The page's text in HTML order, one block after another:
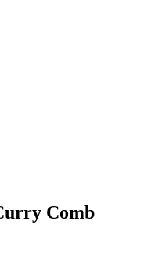
Comb